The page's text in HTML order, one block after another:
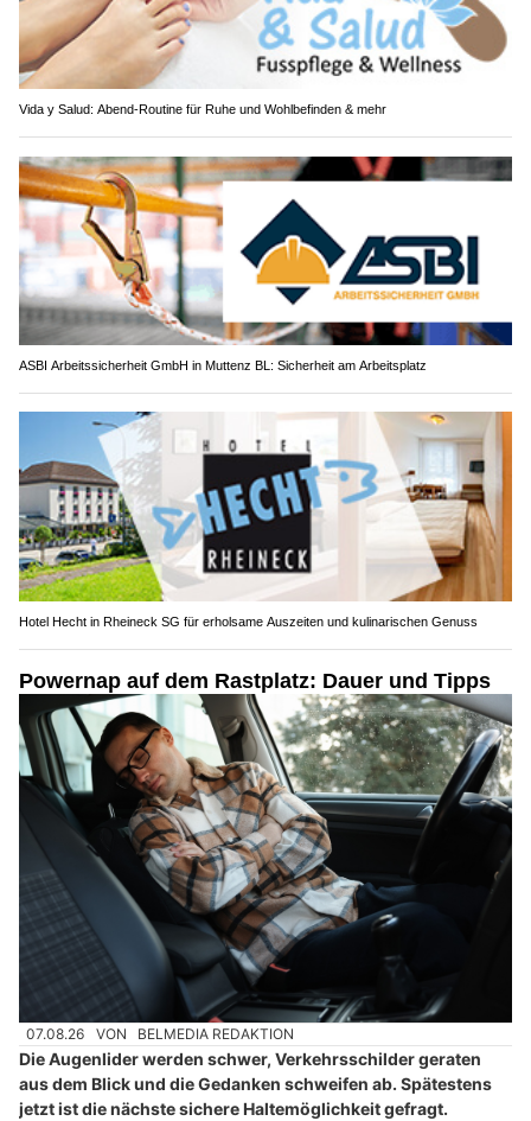
Vida y Salud: Abend-Routine für Ruhe und Wohlbefinden & mehr
ASBI Arbeitssicherheit GmbH in Muttenz BL: Sicherheit am Arbeitsplatz
Hotel Hecht in Rheineck SG für erholsame Auszeiten und kulinarischen Genuss
Powernap auf dem Rastplatz: Dauer und Tipps
07.08.26 VON BELMEDIA REDAKTION
Die Augenlider werden schwer, Verkehrsschilder geraten
aus dem Blick und die Gedanken schweifen ab. Spätestens
jetzt ist die nächste sichere Haltemöglichkeit gefragt.